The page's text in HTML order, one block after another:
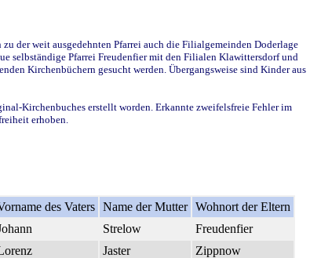
der weit ausgedehnten Pfarrei auch die Filialgemeinden Doderlage
selbständige Pfarrei Freudenfier mit den Filialen Klawittersdorf und
Kirchenbüchern gesucht werden. Übergangsweise sind Kinder aus
Kirchenbuches erstellt worden. Erkannte zweifelsfreie Fehler im
erhoben.
des Vaters Name der Mutter Wohnort der Eltern
Strelow
Freudenfier
Jaster
Zippnow